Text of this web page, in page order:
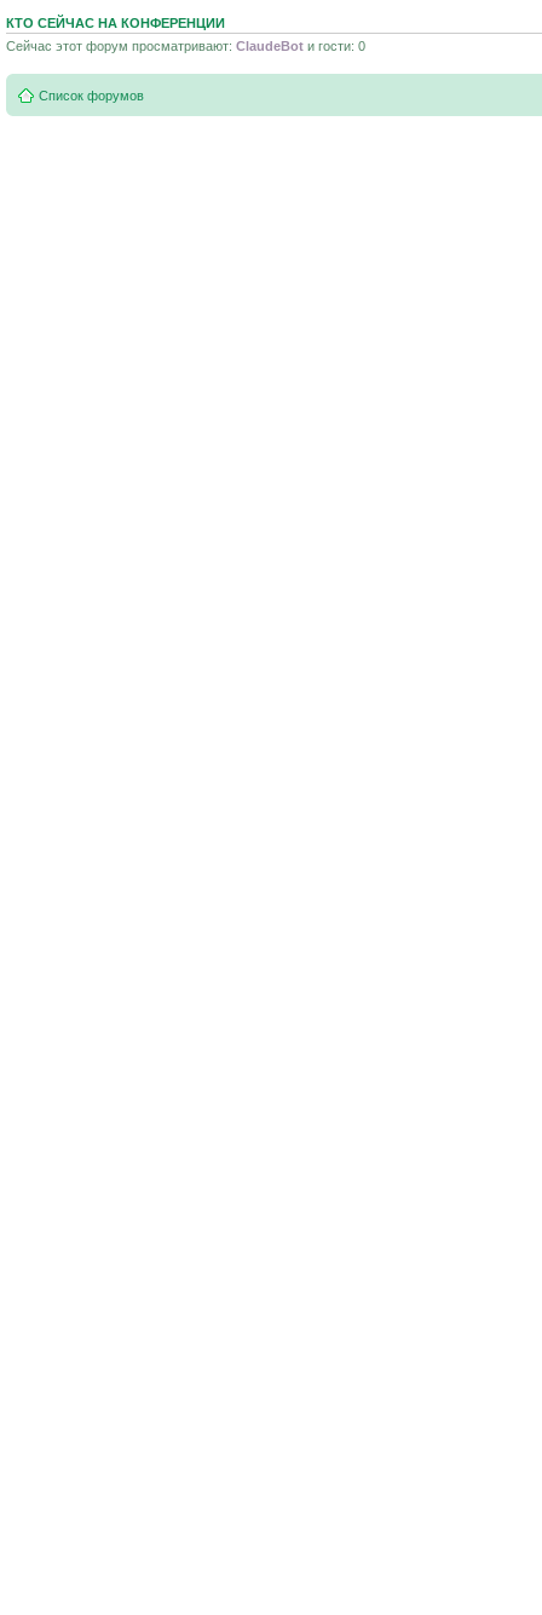
КТО СЕЙЧАС НА КОНФЕРЕНЦИИ
Сейчас этот форум просматривают: ClaudeBot и гости: 0
Список форумов